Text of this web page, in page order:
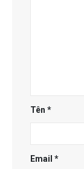
Tên*
Email*